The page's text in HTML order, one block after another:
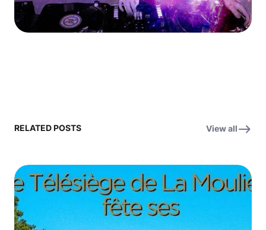
RELATED POSTS View all